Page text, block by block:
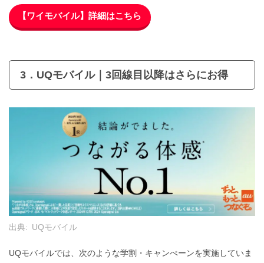
【ワイモバイル】詳細はこちら
3．UQモバイル｜3回線目以降はさらにお得
出典: UQモバイル
UQモバイルでは、次のような学割・キャンぺーンを実施していま